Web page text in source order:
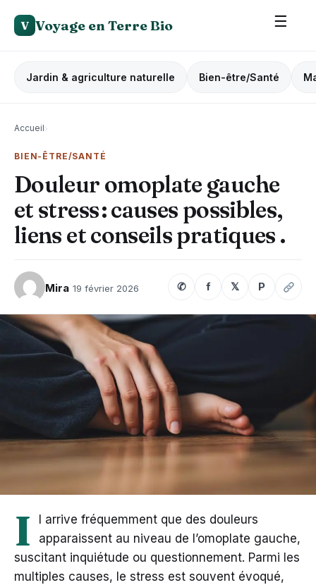
V Voyage en Terre Bio ☰
Jardin & agriculture naturelle Bien-être/Santé
Accueil›
BIEN-ÊTRE/SANTÉ
Douleur omoplate gauche
et stress : causes possibles,
liens et conseils pratiques .
Mira 19 février 2026 ✆ f 𝕏 P
I
l arrive fréquemment que des douleurs
apparaissent au niveau de l’omoplate gauche,
suscitant inquiétude ou questionnement. Parmi les
multiples causes, le stress est souvent évoqué,